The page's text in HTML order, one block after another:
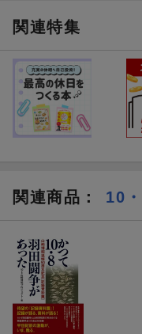
関連特集
関連商品 ： 10